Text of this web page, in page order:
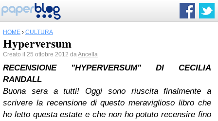
HOME › CULTURA
Hyperversum
Creato il 25 ottobre 2012 daAncella
RECENSIONE "HYPERVERSUM" DI CECILIA
RANDALL
Buona sera a tutti! Oggi sono riuscita finalmente a
scrivere la recensione di questo meraviglioso libro che
ho letto questa estate e che non ho potuto recensire fino